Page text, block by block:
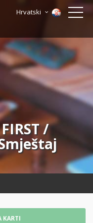
Hrvatski
/
KARTI